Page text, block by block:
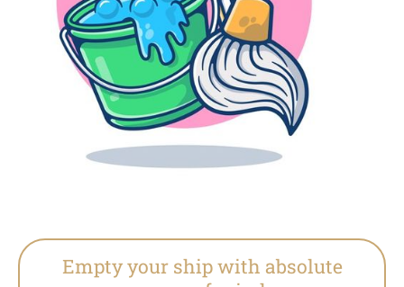
Empty your ship with absolute